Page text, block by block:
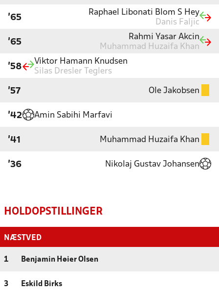
'65
Raphael Libonati Blom S Hey
Danis Faljic
'65
Rahmi Yasar Akcin
Muhammad Huzaifa Khan
'58
Viktor Hamann Knudsen
Silas Dresler Teglers
'57 Ole Jakobsen
'42 Amin Sabihi Marfavi
'41 Muhammad Huzaifa Khan
'36 Nikolaj Gustav Johansen
HOLDOPSTILLINGER
NÆSTVED
1 Benjamin Høier Olsen
3 Eskild Birks